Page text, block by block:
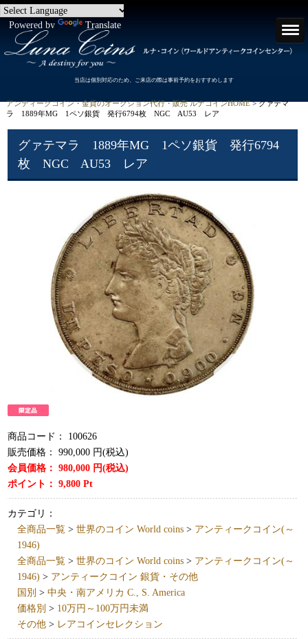
Powered by Translate
当店は個別対応のため、ご来店の際は事前予約をおすすめします
アンティークコイン・金貨のオークション代行・販売 ルナコインHOME> グァテマ
ラ 1889年MG 1ペソ銀貨 発行6794枚 NGC AU53 レア
グァテマラ 1889年MG 1ペソ銀貨 発行6794
枚 NGC AU53 レア
商品コード：
100626
販売価格：
990,000 円(税込)
会員価格：
980,000 円(税込)
ポイント：9,800 Pt
カテゴリ：
全商品一覧 >世界のコイン World coins > アンティークコイン(～
1946)
全商品一覧 >世界のコイン World coins > アンティークコイン(～
1946) > アンティークコイン 銀貨・その他
国別 >中央・南アメリカ C., S. America
価格別 > 10万円～100万円未満
その他 > レアコインセレクション